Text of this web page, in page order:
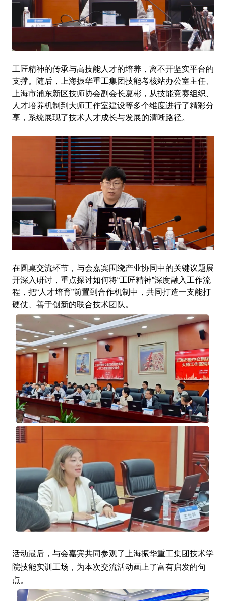
工匠精神的传承与高技能人才的培养，离不开坚实平台的
支撑。随后，上海振华重工集团技能考核站办公室主任、
上海市浦东新区技师协会副会长夏彬，从技能竞赛组织、
人才培养机制到大师工作室建设等多个维度进行了精彩分
享，系统展现了技术人才成长与发展的清晰路径。
在圆桌交流环节，与会嘉宾围绕产业协同中的关键议题展
开深入研讨，重点探讨如何将“工匠精神”深度融入工作流
程，把“人才培育”前置到合作机制中，共同打造一支能打
硬仗、善于创新的联合技术团队。
活动最后，与会嘉宾共同参观了上海振华重工集团技术学
院技能实训工场，为本次交流活动画上了富有启发的句
点。